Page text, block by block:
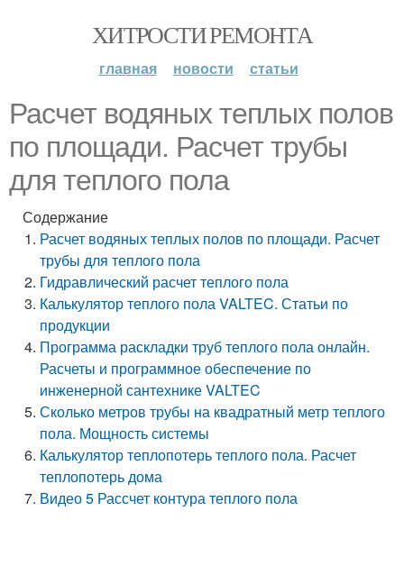
ХИТРОСТИ РЕМОНТА
главная новости статьи
Расчет водяных теплых полов
по площади. Расчет трубы
для теплого пола
Содержание
Расчет водяных теплых полов по площади. Расчет
трубы для теплого пола
Гидравлический расчет теплого пола
Калькулятор теплого пола VALTEC. Статьи по
продукции
Программа раскладки труб теплого пола онлайн.
Расчеты и программное обеспечение по
инженерной сантехнике VALTEC
Сколько метров трубы на квадратный метр теплого
пола. Мощность системы
Калькулятор теплопотерь теплого пола. Расчет
теплопотерь дома
Видео 5 Рассчет контура теплого пола